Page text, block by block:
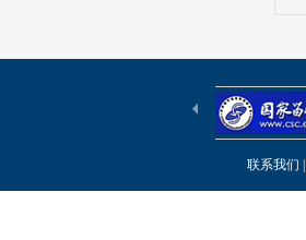
联系我们